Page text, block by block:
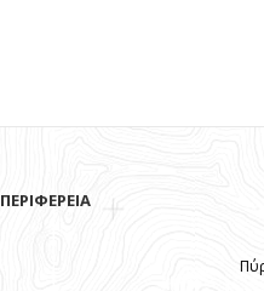
ΠΕΡΙΦΕΡΕΙΑ